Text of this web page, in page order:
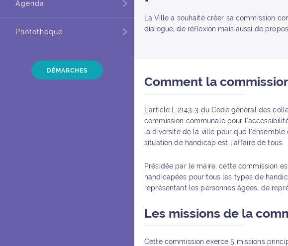
Agenda
Photothèque
DÉMARCHES
La Ville a souhaité créer sa commission
dialogue, de réflexion mais aussi de
Comment la
L’article L.2143-3 du Code général des
commission communale pour
la diversité de la ville pour que
situation de handicap est l’affaire de tous.
Présidée par le maire, cette commission
handicapées pour tous les types de
représentant les personnes âgées, de
Les missions de la
Cette commission exerce 5 missions